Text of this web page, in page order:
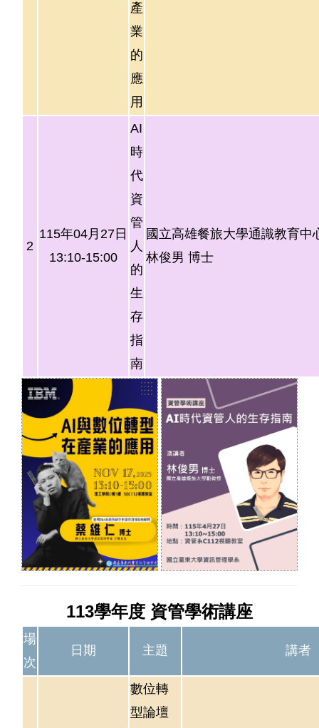
產
業
的
應
用
2
115年04月27日
13:10-15:00
AI
時
代
資
管
人
的
生
存
指
南
國立高雄餐旅大學通識教育中
林俊男 博士
113學年度 資管學術講座
場
次
日期 主題 講者
數位轉
型論壇